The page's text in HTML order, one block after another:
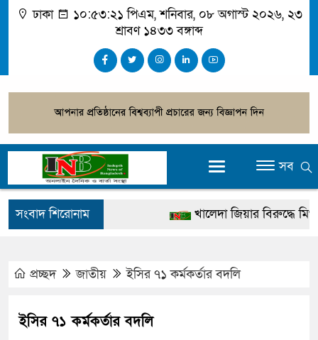
ঢাকা ১০:৫৩:২২ পিএম, শনিবার, ০৮ অগাস্ট ২০২৬, ২৩
শ্রাবণ ১৪৩৩ বঙ্গাব্দ
সব
সংবাদ শিরোনাম
খালেদা জিয়ার বিরুদ্ধে মিথ্যা
জুলাই স্মৃতি জাদুঘর উদ্বোধন
প্রচ্ছদ জাতীয় ইসির ৭১ কর্মকর্তার বদলি
ইসির ৭১ কর্মকর্তার বদলি